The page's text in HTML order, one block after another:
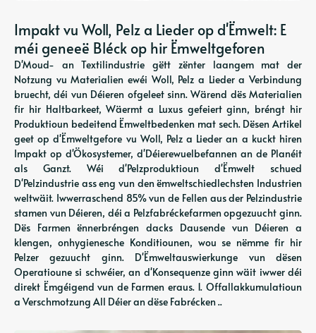
Impakt vu Woll, Pelz a Lieder op d'Ëmwelt: E
méi geneeë Bléck op hir Ëmweltgeforen
D'Moud- an Textilindustrie gëtt zënter laangem mat der
Notzung vu Materialien ewéi Woll, Pelz a Lieder a Verbindung
bruecht, déi vun Déieren ofgeleet sinn. Wärend dës Materialien
fir hir Haltbarkeet, Wäermt a Luxus gefeiert ginn, bréngt hir
Produktioun bedeitend Ëmweltbedenken mat sech. Dësen Artikel
geet op d'Ëmweltgefore vu Woll, Pelz a Lieder an a kuckt hiren
Impakt op d'Ökosystemer, d'Déierewuelbefannen an de Planéit
als Ganzt. Wéi d'Pelzproduktioun d'Ëmwelt schued
D'Pelzindustrie ass eng vun den ëmweltschiedlechsten Industrien
weltwäit. Iwwerraschend 85% vun de Fellen aus der Pelzindustrie
stamen vun Déieren, déi a Pelzfabréckefarmen opgezuucht ginn.
Dës Farmen ënnerbréngen dacks Dausende vun Déieren a
klengen, onhygienesche Konditiounen, wou se nëmme fir hir
Pelzer gezuucht ginn. D'Ëmweltauswierkunge vun dësen
Operatioune si schwéier, an d'Konsequenze ginn wäit iwwer déi
direkt Ëmgéigend vun de Farmen eraus. 1. Offallakkumulatioun
a Verschmotzung All Déier an dëse Fabrécken ..